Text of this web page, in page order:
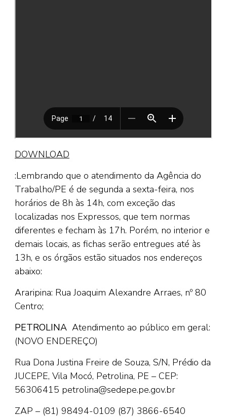
DOWNLOAD
:Lembrando que o atendimento da Agência do
Trabalho/PE é de segunda a sexta-feira, nos
horários de 8h às 14h, com exceção das
localizadas nos Expressos, que tem normas
diferentes e fecham às 17h. Porém, no interior e
demais locais, as fichas serão entregues até às
13h, e os órgãos estão situados nos endereços
abaixo:
Araripina: Rua Joaquim Alexandre Arraes, nº 80
Centro;
PETROLINA Atendimento ao público em geral:
(NOVO ENDEREÇO)
Rua Dona Justina Freire de Souza, S/N, Prédio da
JUCEPE, Vila Mocó, Petrolina, PE – CEP:
56306415 petrolina@sedepe.pe.gov.br
ZAP – (81) 98494-0109 (87) 3866-6540